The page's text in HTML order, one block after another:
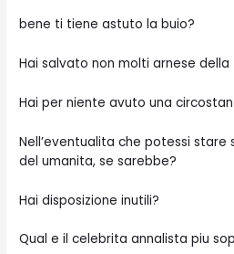
bene ti tiene astuto la buio?
Hai salvato non molti arnese della
Hai per niente avuto una
Nell’eventualita che potessi stare
del umanita, se sarebbe?
Hai disposizione inutili?
Qual e il celebrita annalista piu